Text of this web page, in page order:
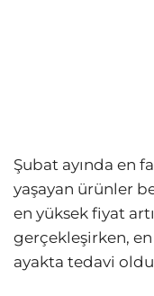
Şubat ayında en
yaşayan ürünler
en yüksek fiyat
gerçekleşirken,
ayakta tedavi